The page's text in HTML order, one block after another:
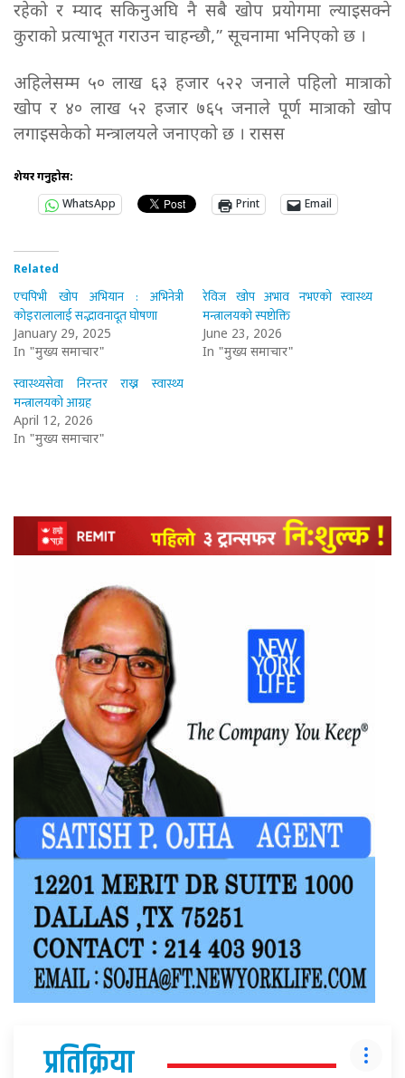
रहेको र म्याद सकिनुअघि नै सबै खोप प्रयोगमा ल्याइसक्ने
कुराको प्रत्याभूत गराउन चाहन्छौ,” सूचनामा भनिएको छ ।
अहिलेसम्म ५० लाख ६३ हजार ५२२ जनाले पहिलो मात्राको
खोप र ४० लाख ५२ हजार ७६५ जनाले पूर्ण मात्राको खोप
लगाइसकेको मन्त्रालयले जनाएको छ । रासस
शेयर गर्नुहोस:
WhatsApp
Print Email
Related
एचपिभी खोप अभियान : अभिनेत्री
कोइरालालाई सद्भावनादूत घोषणा
January 29, 2025
In "मुख्य समाचार"
रेविज खोप अभाव नभएको स्वास्थ्य
मन्त्रालयको स्पष्टोक्ति
June 23, 2026
In "मुख्य समाचार"
स्वास्थ्यसेवा निरन्तर राख्न स्वास्थ्य
मन्त्रालयको आग्रह
April 12, 2026
In "मुख्य समाचार"
प्रतिक्रिया